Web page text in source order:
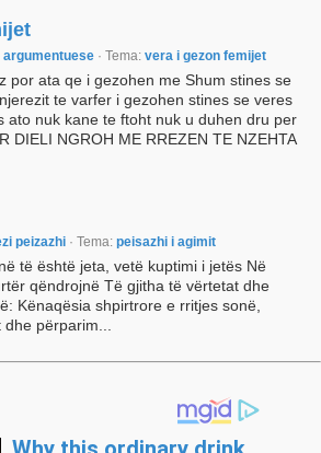
argumentuese · Tema: vera i gezon femijet
por ata qe i gezohen me Shum stines se
te varfer i gezohen stines se veres
ato nuk kane te ftoht nuk u duhen dru per
DIELI NGROH ME RREZEN TE NZEHTA
peizazhi · Tema: peisazhi i agimit
të është jeta, vetë kuptimi i jetës Në
qëndrojnë Të gjitha të vërtetat dhe
Kënaqësia shpirtrore e rritjes sonë,
përparim...